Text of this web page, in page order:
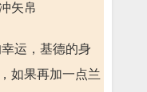
矢帛
运，基德的身
如果再加一点兰